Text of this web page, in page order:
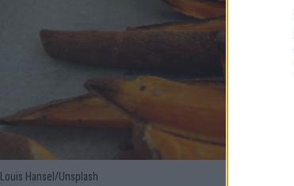
Louis Hansel/Unsplash